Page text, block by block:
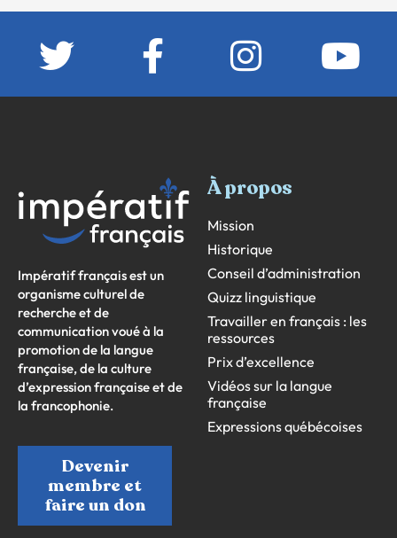
Impératif français est un
organisme culturel de
recherche et de
communication voué à la
promotion de la langue
française, de la culture
d’expression française et de
la francophonie.
Devenir
membre et
faire un don
À propos
Mission
Historique
Conseil d’administration
Quizz linguistique
Travailler en français : les
ressources
Prix d’excellence
Vidéos sur la langue
française
Expressions québécoises